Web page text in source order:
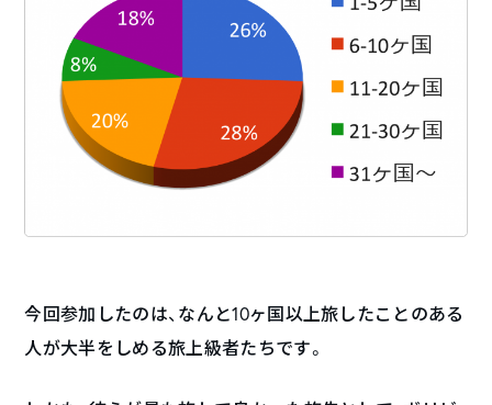
今回参加したのは、なんと10ヶ国以上旅したことのある
人が大半をしめる旅上級者たちです。